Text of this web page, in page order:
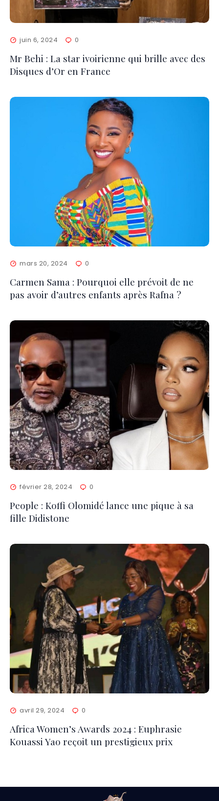
juin 6, 2024 0
Mr Behi : La star ivoirienne qui brille avec des
Disques d’Or en France
mars 20, 2024 0
Carmen Sama : Pourquoi elle prévoit de ne
pas avoir d’autres enfants après Rafna ?
février 28, 2024 0
People : Koffi Olomidé lance une pique à sa
fille Didistone
avril 29, 2024 0
Africa Women’s Awards 2024 : Euphrasie
Kouassi Yao reçoit un prestigieux prix